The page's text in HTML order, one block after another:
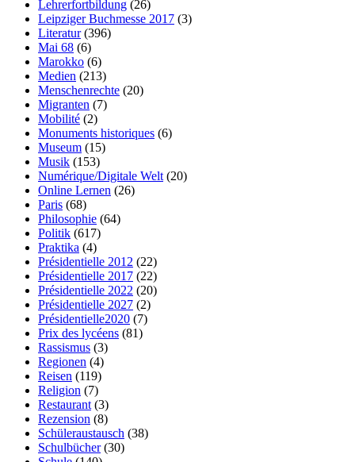
Lehrerfortbildung (26)
Leipziger Buchmesse 2017 (3)
Literatur(396)
Mai 68 (6)
Marokko (6)
Medien (213)
Menschenrechte (20)
Migranten (7)
Mobilité (2)
Monuments historiques (6)
Museum (15)
Musik (153)
Numérique/Digitale Welt (20)
Online Lernen (26)
Paris (68)
Philosophie (64)
Politik (617)
Praktika (4)
Présidentielle 2012 (22)
Présidentielle 2017 (22)
Présidentielle 2022 (20)
Présidentielle 2027 (2)
Présidentielle2020 (7)
Prix des lycéens (81)
Rassismus (3)
Regionen (4)
Reisen (119)
Religion (7)
Restaurant (3)
Rezension (8)
Schüleraustausch (38)
Schulbücher(30)